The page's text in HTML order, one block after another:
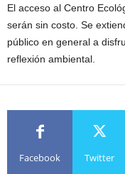
El acceso al Centro
serán sin costo. Se
público en general a
reflexión ambiental.
Facebook Twitter